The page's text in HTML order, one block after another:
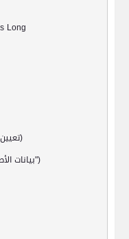
Long
)
بيانات")